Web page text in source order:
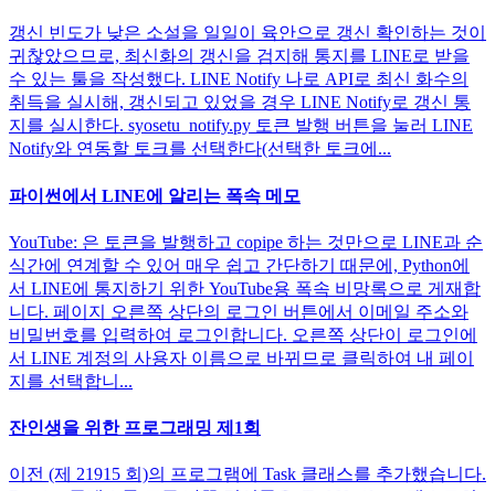
갱신 빈도가 낮은 소설을 일일이 육안으로 갱신 확인하는 것이
귀찮았으므로, 최신화의 갱신을 검지해 통지를 LINE로 받을
수 있는 툴을 작성했다. LINE Notify 나로 API로 최신 화수의
취득을 실시해, 갱신되고 있었을 경우 LINE Notify로 갱신 통
지를 실시한다. syosetu_notify.py 토큰 발행 버튼을 눌러 LINE
Notify와 연동할 토크를 선택한다(선택한 토크에...
파이썬에서 LINE에 알리는 폭속 메모
YouTube: 은 토큰을 발행하고 copipe 하는 것만으로 LINE과 순
식간에 연계할 수 있어 매우 쉽고 간단하기 때문에, Python에
서 LINE에 통지하기 위한 YouTube용 폭속 비망록으로 게재합
니다. 페이지 오른쪽 상단의 로그인 버튼에서 이메일 주소와
비밀번호를 입력하여 로그인합니다. 오른쪽 상단이 로그인에
서 LINE 계정의 사용자 이름으로 바뀌므로 클릭하여 내 페이
지를 선택합니...
잔인생을 위한 프로그래밍 제1회
이전 (제 21915 회)의 프로그램에 Task 클래스를 추가했습니다.